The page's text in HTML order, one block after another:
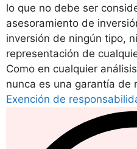
lo que no debe ser
asesoramiento de
inversión de ningún tipo,
representación de
Como en cualquier
nunca es una garantía de
Exención de